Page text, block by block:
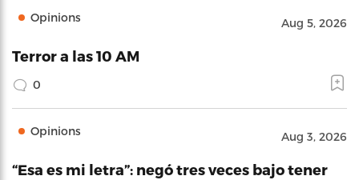
Opinions Aug 5, 2026
Terror a las 10 AM
0
Opinions Aug 3, 2026
“Esa es mi letra”: negó tres veces bajo tener